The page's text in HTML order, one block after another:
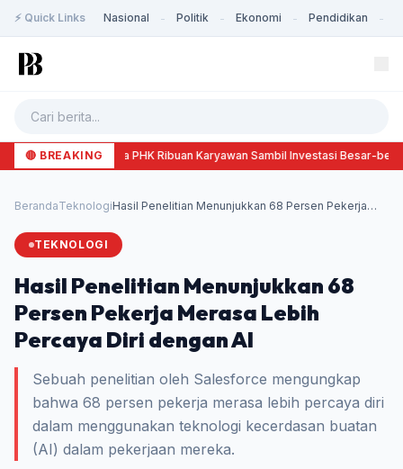
⚡ Quick Links Nasional - Politik - Ekonomi - Pendidikan -
🔴 BREAKINGMeta PHK Ribuan Karyawan Sambil Investasi Besar-
BerandaTeknologiHasil Penelitian Menunjukkan 68 Persen Pekerja
TEKNOLOGI
Hasil Penelitian Menunjukkan 68
Persen Pekerja Merasa Lebih
Percaya Diri dengan AI
Sebuah penelitian oleh Salesforce mengungkap
bahwa 68 persen pekerja merasa lebih percaya diri
dalam menggunakan teknologi kecerdasan buatan
(AI) dalam pekerjaan mereka.